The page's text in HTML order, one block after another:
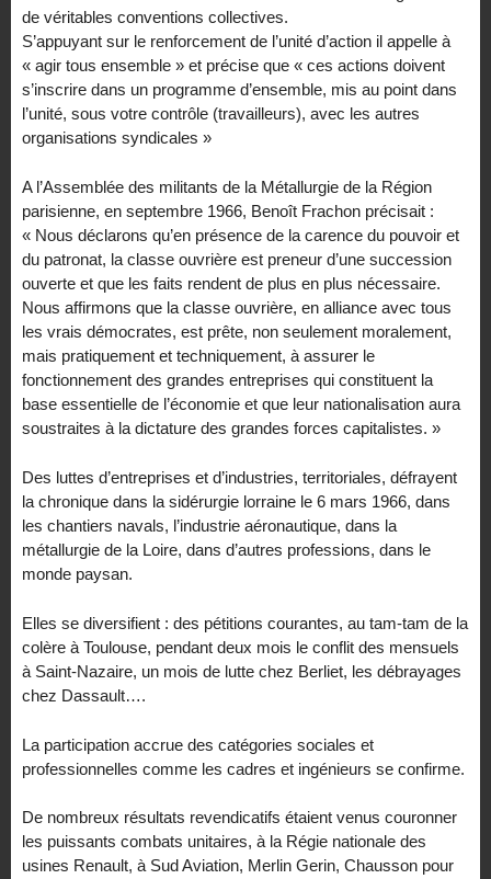
de véritables conventions collectives.
S’appuyant sur le renforcement de l’unité d’action il appelle à
« agir tous ensemble » et précise que « ces actions doivent
s’inscrire dans un programme d’ensemble, mis au point dans
l’unité, sous votre contrôle (travailleurs), avec les autres
organisations syndicales »
A l’Assemblée des militants de la Métallurgie de la Région
parisienne, en septembre 1966, Benoît Frachon précisait :
« Nous déclarons qu’en présence de la carence du pouvoir et
du patronat, la classe ouvrière est preneur d’une succession
ouverte et que les faits rendent de plus en plus nécessaire.
Nous affirmons que la classe ouvrière, en alliance avec tous
les vrais démocrates, est prête, non seulement moralement,
mais pratiquement et techniquement, à assurer le
fonctionnement des grandes entreprises qui constituent la
base essentielle de l’économie et que leur nationalisation aura
soustraites à la dictature des grandes forces capitalistes. »
Des luttes d’entreprises et d’industries, territoriales, défrayent
la chronique dans la sidérurgie lorraine le 6 mars 1966, dans
les chantiers navals, l’industrie aéronautique, dans la
métallurgie de la Loire, dans d’autres professions, dans le
monde paysan.
Elles se diversifient : des pétitions courantes, au tam-tam de la
colère à Toulouse, pendant deux mois le conflit des mensuels
à Saint-Nazaire, un mois de lutte chez Berliet, les débrayages
chez Dassault….
La participation accrue des catégories sociales et
professionnelles comme les cadres et ingénieurs se confirme.
De nombreux résultats revendicatifs étaient venus couronner
les puissants combats unitaires, à la Régie nationale des
usines Renault, à Sud Aviation, Merlin Gerin, Chausson pour